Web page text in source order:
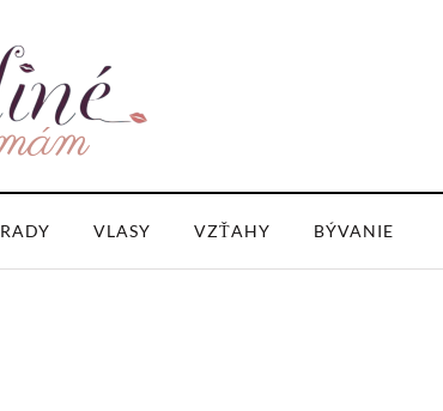
RADY VLASY VZŤAHY BÝVANIE